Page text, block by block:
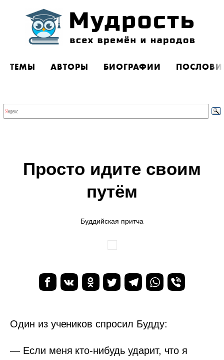
ТЕМЫ АВТОРЫ БИОГРАФИИ
Просто идите своим
путём
Буддийская притча
Один из учеников спросил Будду:
— Если меня кто-нибудь ударит, что я